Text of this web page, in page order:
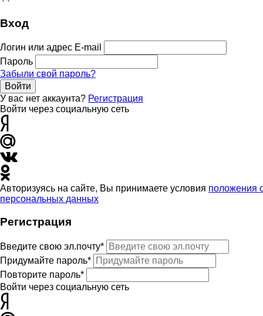
Вход
Логин или адрес E-mail
Пароль
Забыли свой пароль?
Войти
У вас нет аккаунта? Регистрация
Войти через социальную сеть
Авторизуясь на сайте, Вы принимаете условия положения
персональных данных
Регистрация
Введите свою эл.почту*
Придумайте пароль*
Повторите пароль*
Войти через социальную сеть